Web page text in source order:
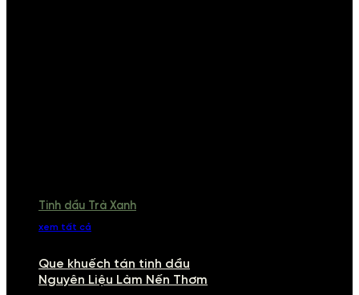
Tinh dầu Trà Xanh
xem tất cả
Que khuếch tán tinh dầu
Nguyên Liệu Làm Nến Thơm